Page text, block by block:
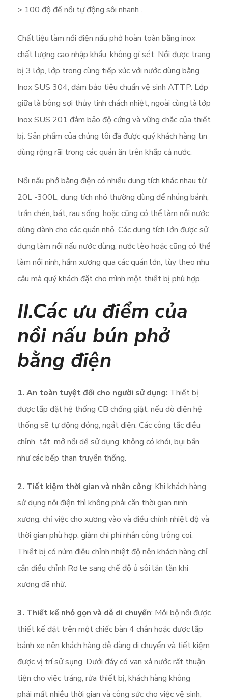
> 100 độ để nồi tự động sôi nhanh .
Chất liệu làm nồi điện nấu phở hoàn toàn bằng inox
chất lượng cao nhập khẩu, không gỉ sét. Nồi được trang
bị 3 lớp, lớp trong cùng tiếp xúc với nước dùng bằng
Inox SUS 304, đảm bảo tiêu chuẩn vệ sinh ATTP. Lớp
giữa là bông sợi thủy tinh chách nhiệt, ngoài cùng là lớp
Inox SUS 201 đảm bảo độ cứng và vững chắc của thiết
bị. Sản phẩm của chúng tôi đã được quý khách hàng tin
dùng rộng rãi trong các quán ăn trên khắp cả nước.
Nồi nấu phở bằng điện có nhiều dung tích khác nhau từ:
20L -300L, dung tích nhỏ thường dùng để nhúng bánh,
trần chén, bát, rau sống, hoặc cũng có thể làm nồi nước
dùng dành cho các quán nhỏ. Các dung tích lớn được sử
dụng làm nồi nấu nước dùng, nước lèo hoặc cũng có thể
làm nồi ninh, hầm xương qua các quán lớn, tùy theo nhu
cầu mà quý khách đặt cho mình một thiết bị phù hợp.
II.Các ưu điểm của
nồi nấu bún phở
bằng điện
1. An toàn tuyệt đối cho người sử dụng: Thiết bị
được lắp đặt hệ thống CB chống giật, nếu dò điện hệ
thống sẽ tự động đóng, ngắt điện. Các công tắc điều
chỉnh tắt, mở nồi dễ sử dụng. không có khói, bụi bẩn
như các bếp than truyền thống.
2. Tiết kiệm thời gian và nhân công: Khi khách hàng
sử dụng nồi điện thì không phải căn thời gian ninh
xương, chỉ việc cho xương vào và điều chỉnh nhiệt độ và
thời gian phù hợp, giảm chi phí nhân công trông coi.
Thiết bị có núm điều chỉnh nhiệt độ nên khách hàng chỉ
cần điều chỉnh Rơ le sang chế độ ủ sôi lăn tăn khi
xương đã nhừ.
3. Thiết kế nhỏ gọn và dễ di chuyển: Mỗi bộ nồi được
thiết kế đặt trên một chiếc bàn 4 chân hoặc được lắp
bánh xe nên khách hàng dễ dàng di chuyển và tiết kiệm
được vị trí sử sụng. Dưới đáy có van xả nước rất thuận
tiện cho việc tráng, rửa thiết bị, khách hàng không
phải mất nhiều thời gian và công sức cho việc vệ sinh,